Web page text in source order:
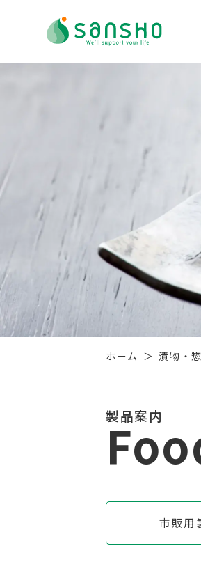
ホーム 漬物・
製品案内
市販用